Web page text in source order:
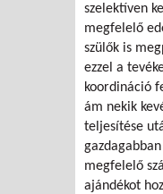
szelektíven
megfelelő
szülők is
ezzel a
koordináció
ám nekik
teljesítése
megfelelő
ajándékot